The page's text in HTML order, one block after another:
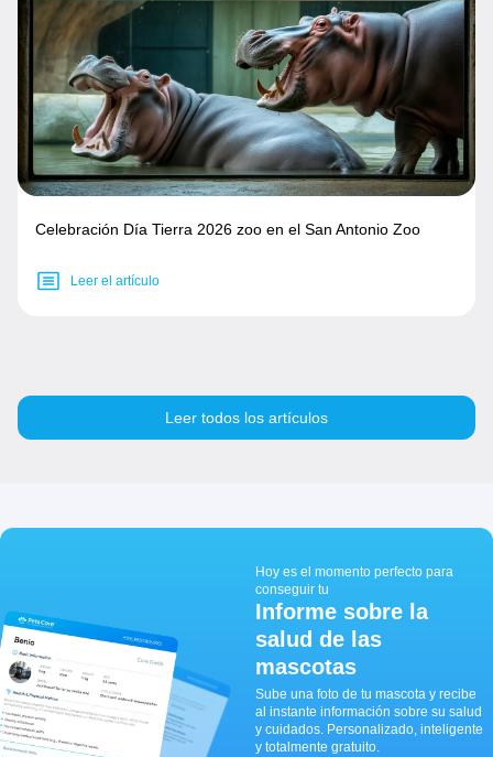
Celebración Día Tierra 2026 zoo en el San Antonio Zoo
Leer el artículo
Leer todos los artículos
Hoy es el momento perfecto para
conseguir tu
Informe sobre la
salud de las
mascotas
Sube una foto de tu mascota y recibe
al instante información sobre su salud
y cuidados. Personalizado, inteligente
y totalmente gratuito.